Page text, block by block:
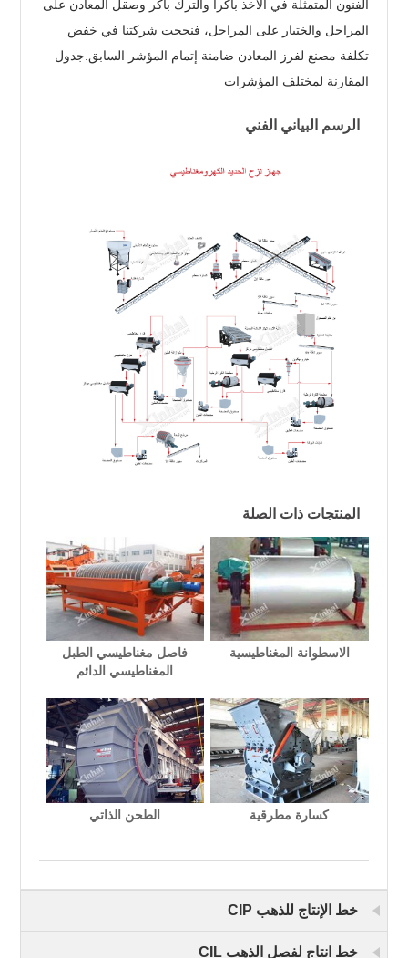
الفنون المتمثلة في الأخذ باكرا والترك باكر وصقل المعادن على
المراحل والختيار على المراحل، فنجحت شركتنا في خفض
تكلفة مصنع لفرز المعادن ضامنة إتمام المؤشر السابق.جدول
المقارنة لمختلف المؤشرات
الرسم البياني الفني
المنتجات ذات الصلة
الاسطوانة المغناطيسية
فاصل مغناطيسي الطبل
المغناطيسي الدائم
كسارة مطرقية الطحن الذاتي
خط الإنتاج للذهب CIP
خط انتاج لفصل الذهب CIL